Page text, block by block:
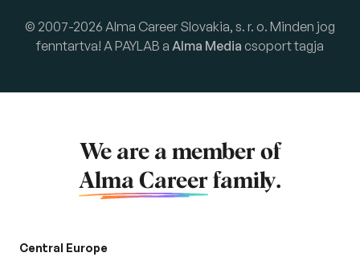
© 2007-2026 Alma Career Slovakia, s. r. o. Minden jog
fenntartva! A PAYLAB a Alma Media csoport tagja
We are a member of
Alma Career family.
Central Europe